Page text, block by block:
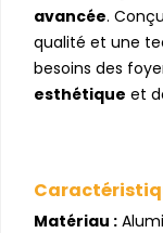
avancée.
qualité et une
besoins des
esthétique et
Matériau :